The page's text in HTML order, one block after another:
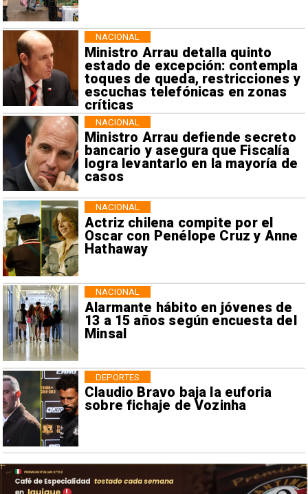
Ministro Arrau detalla quinto
estado de excepción: contempla
toques de queda, restricciones y
escuchas telefónicas en zonas
críticas
NACIONAL
Ministro Arrau defiende secreto
bancario y asegura que Fiscalía
logra levantarlo en la mayoría de
casos
NACIONAL
Actriz chilena compite por el
Oscar con Penélope Cruz y Anne
Hathaway
NACIONAL
Alarmante hábito en jóvenes de
13 a 15 años según encuesta del
Minsal
NACIONAL
Claudio Bravo baja la euforia
sobre fichaje de Vozinha
DEPORTES